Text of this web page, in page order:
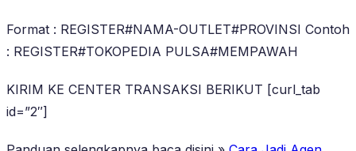
Format : REGISTER#NAMA-OUTLET#PROVINSI Contoh
: REGISTER#TOKOPEDIA PULSA#MEMPAWAH
KIRIM KE CENTER TRANSAKSI BERIKUT [curl_tab
id=”2″]